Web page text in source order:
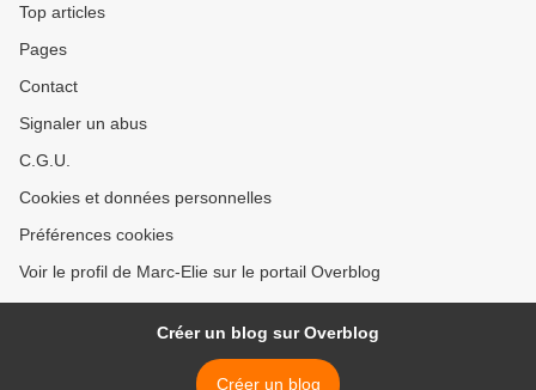
Top articles
Pages
Contact
Signaler un abus
C.G.U.
Cookies et données personnelles
Préférences cookies
Voir le profil de Marc-Elie sur le portail Overblog
Créer un blog sur Overblog
Créer un blog